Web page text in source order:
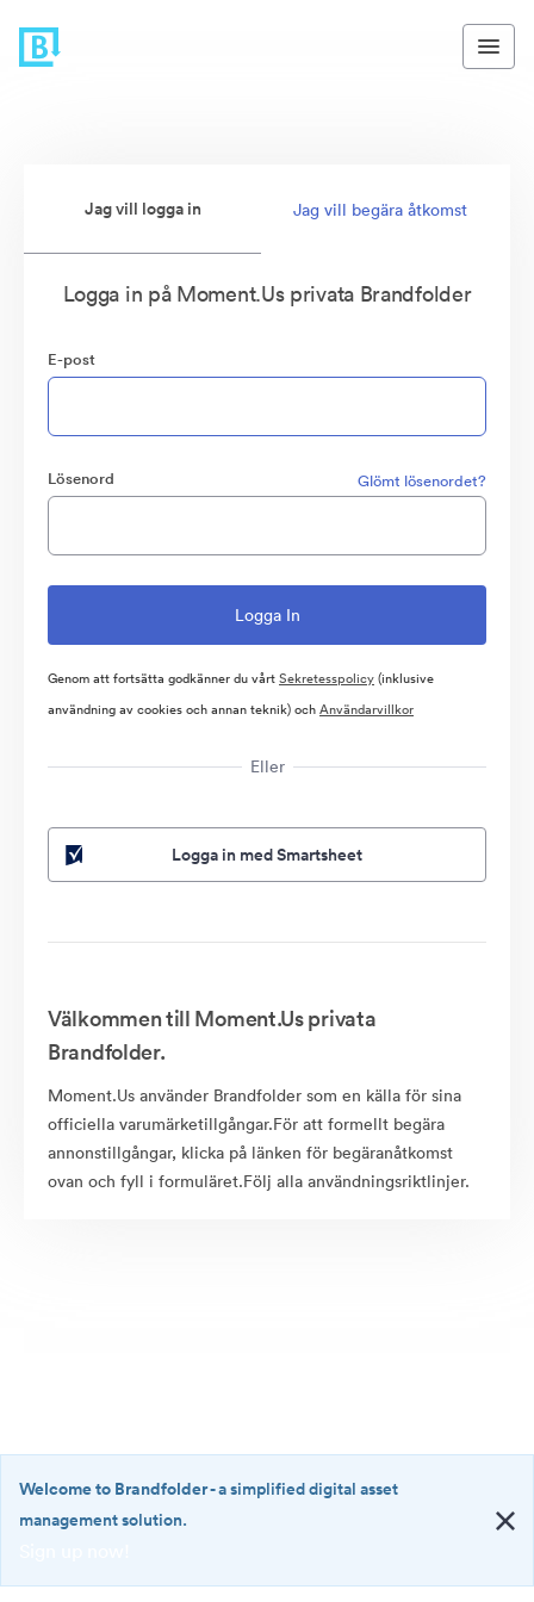
Jag vill logga in Jag vill begära åtkomst
Logga in på Moment.Us privata Brandfolder
E-post
Lösenord Glömt lösenordet?
Genom att fortsätta godkänner du vårtSekretesspolicy(inklusive
användning av cookies och annan teknik) ochAnvändarvillkor
Eller
Logga in med Smartsheet
Välkommen till Moment.Us privata
Brandfolder.
Moment.Us använder Brandfolder som en källa för sina
officiella varumärketillgångar.För att formellt begära
annonstillgångar, klicka på länken för begäranåtkomst
ovan och fyll i formuläret.Följ alla användningsriktlinjer.
·
Welcome to Brandfolder- a simplified digital asset
management solution.